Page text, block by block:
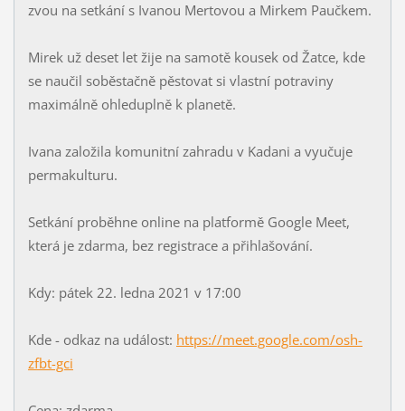
zvou na setkání s Ivanou Mertovou a Mirkem Paučkem.
Mirek už deset let žije na samotě kousek od Žatce, kde
se naučil soběstačně pěstovat si vlastní potraviny
maximálně ohleduplně k planetě.
Ivana založila komunitní zahradu v Kadani a vyučuje
permakulturu.
Setkání proběhne online na platformě Google Meet,
která je zdarma, bez registrace a přihlašování.
Kdy: pátek 22. ledna 2021 v 17:00
Kde - odkaz na událost: https://meet.google.com/osh-
zfbt-gci